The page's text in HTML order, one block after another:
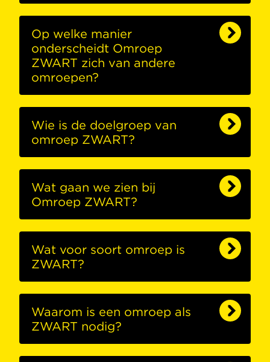
Op welke manier
onderscheidt Omroep
ZWART zich van andere
omroepen?
Wie is de doelgroep van
omroep ZWART?
Wat gaan we zien bij
Omroep ZWART?
Wat voor soort omroep is
ZWART?
Waarom is een omroep als
ZWART nodig?